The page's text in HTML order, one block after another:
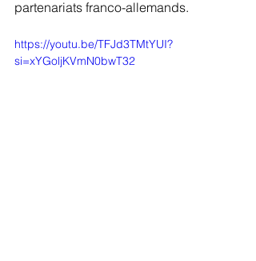
partenariats franco-allemands.
https://youtu.be/TFJd3TMtYUI?
si=xYGoljKVmN0bwT32